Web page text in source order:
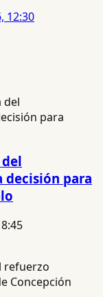
12:30
decisión para